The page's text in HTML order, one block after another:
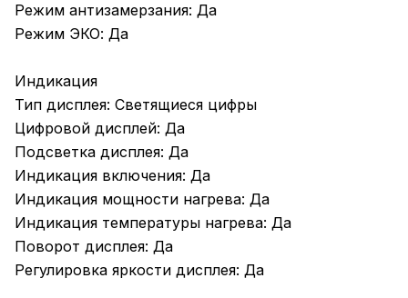
Режим антизамерзания: Да
Режим ЭКО: Да
Индикация
Тип дисплея: Светящиеся цифры
Цифровой дисплей: Да
Подсветка дисплея: Да
Индикация включения: Да
Индикация мощности нагрева: Да
Индикация температуры нагрева: Да
Поворот дисплея: Да
Регулировка яркости дисплея: Да